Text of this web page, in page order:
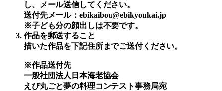
し、メール送信してください。
送付先メール：ebikaibou@ebikyoukai.jp
※子ども分の顔出しは不要です。
作品を郵送すること
描いた作品を下記住所までご送付ください。
※作品送付先
一般社団法人日本海老協会
えび丸ごと夢の料理コンテスト事務局宛